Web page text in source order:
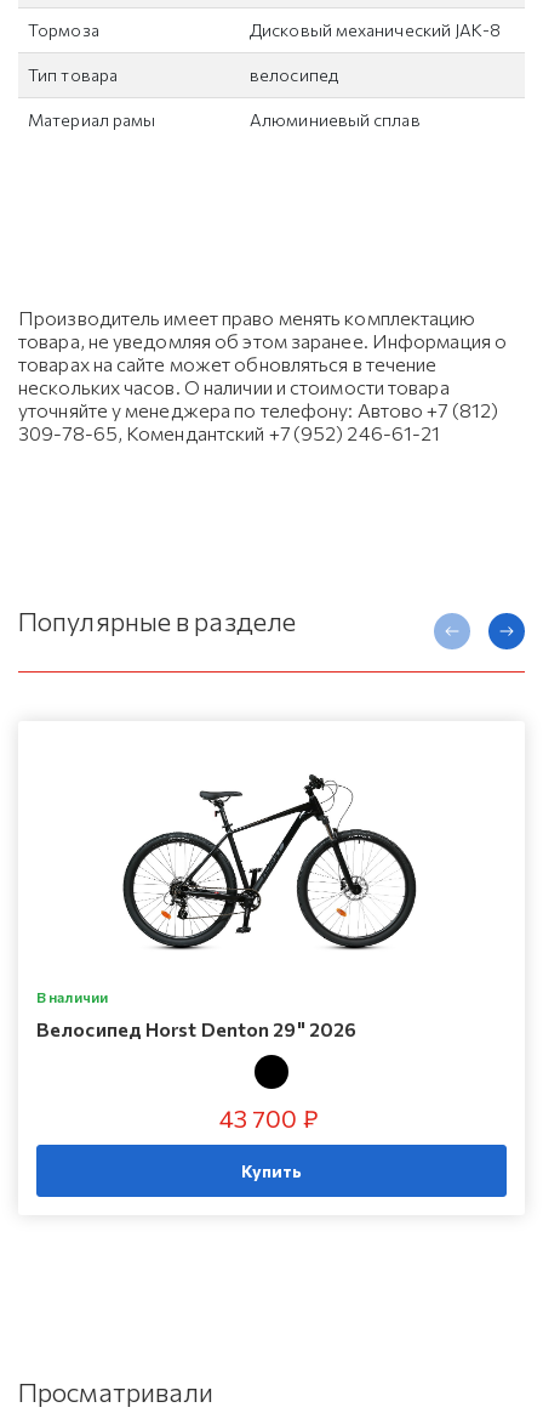
Тормоза Дисковый механический JAK-8
Тип товара велосипед
Материал рамы Алюминиевый сплав
Производитель имеет право менять комплектацию
товара, не уведомляя об этом заранее. Информация о
товарах на сайте может обновляться в течение
нескольких часов. О наличии и стоимости товара
уточняйте у менеджера по телефону: Автово +7 (812)
309-78-65, Комендантский +7 (952) 246-61-21
Популярные в разделе
В наличии
Велосипед Horst Denton 29" 2026
43 700 ₽
Купить
Просматривали